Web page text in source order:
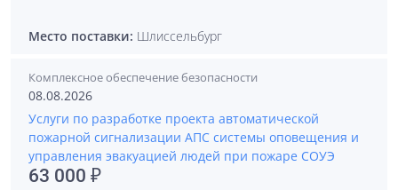
Место поставки: Шлиссельбург
Комплексное обеспечение безопасности
08.08.2026
Услуги по разработке проекта автоматической
пожарной сигнализации АПС системы оповещения и
управления эвакуацией людей при пожаре СОУЭ
63 000 ₽